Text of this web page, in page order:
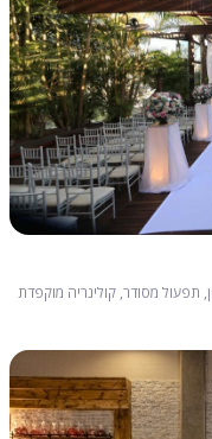
תפעול מסודר, קולינריה מוקפדת